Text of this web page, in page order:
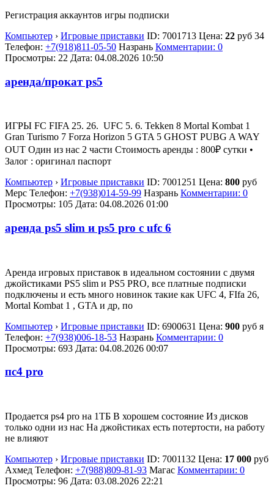
Регистрация аккаунтов игры подписки
Компьютер › Игровые приставки ID: 7001713 Цена: 22 руб 34
Телефон: +7(918)811-05-50 Назрань Комментарии: 0
Просмотры: 22 Дата: 04.08.2026 10:50
аренда/прокат ps5
ИГРЫ FC FIFA 25. 26. ⁠ UFC 5. 6. Tekken 8 Mortal Kombat 1
Gran Turismo 7 Forza Horizon 5 ⁠GTA 5 GHOST PUBG ⁠A WAY
OUT Один из нас 2 части Стоимость аренды : 800₽ сутки •
⁠Залог : оригинал паспорт
Компьютер › Игровые приставки ID: 7001251 Цена: 800 руб
Мерс Телефон: +7(938)014-59-99 Назрань Комментарии: 0
Просмотры: 105 Дата: 04.08.2026 01:00
аренда ps5 slim и ps5 pro с ufc 6
Аренда игровых приставок в идеальном состоянии с двумя
джойстиками PS5 slim и PS5 PRO, все платные подписки
подключены и есть много новинок такие как UFС 4, FIfa 26,
Моrtаl Коmbаt 1 , GTA и др, по
Компьютер › Игровые приставки ID: 6900631 Цена: 900 руб я
Телефон: +7(938)006-18-53 Назрань Комментарии: 0
Просмотры: 693 Дата: 04.08.2026 00:07
пс4 pro
Продается ps4 pro на 1ТБ В хорошем состояние Из дисков
только одни из нас На джойстиках есть потертости, на работу
не влияют
Компьютер › Игровые приставки ID: 7001132 Цена: 17 000 руб
Ахмед Телефон: +7(988)809-81-93 Магас Комментарии: 0
Просмотры: 96 Дата: 03.08.2026 22:21